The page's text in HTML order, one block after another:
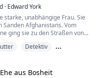
· Edward York
starke, unabhängige Frau. Sie
Sanden Afghanistans. Vom
ging sie zu den Straßen von
wurden früh erkannt
Detektiv
aus Bosheit